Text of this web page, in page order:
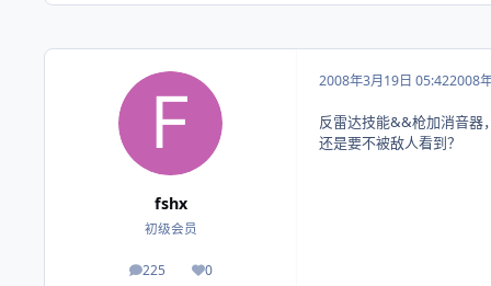
fshx
初级会员
225
帖子 0
荣誉积分
2008年3月19日 05:422008
反雷达技能&&枪加消音器
还是要不被敌人看到？